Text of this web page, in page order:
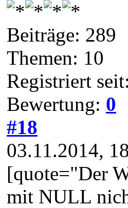
Beiträge: 289
Themen: 10
Registriert
Bewertung: 0
#18
03.11.2014,
[quote="Der
mit NULL